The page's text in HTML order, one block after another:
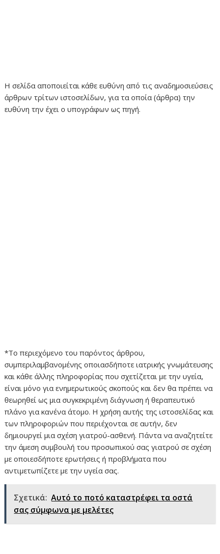
Η σελίδα αποποιείται κάθε ευθύνη από τις αναδημοσιεύσεις
άρθρων τρίτων ιστοσελίδων, για τα οποία (άρθρα) την
ευθύνη την έχει ο υπογράφων ως πηγή.
*Το περιεχόμενο του παρόντος άρθρου,
συμπεριλαμβανομένης οποιασδήποτε ιατρικής γνωμάτευσης
και κάθε άλλης πληροφορίας που σχετίζεται με την υγεία,
είναι μόνο για ενημερωτικούς σκοπούς και δεν θα πρέπει να
θεωρηθεί ως μια συγκεκριμένη διάγνωση ή θεραπευτικό
πλάνο για κανένα άτομο. Η χρήση αυτής της ιστοσελίδας και
των πληροφοριών που περιέχονται σε αυτήν, δεν
δημιουργεί μια σχέση γιατρού-ασθενή. Πάντα να αναζητείτε
την άμεση συμβουλή του προσωπικού σας γιατρού σε σχέση
με οποιεσδήποτε ερωτήσεις ή προβλήματα που
αντιμετωπίζετε με την υγεία σας.
Σχετικά: Αυτό το ποτό καταστρέφει τα οστά
σας σύμφωνα με μελέτες